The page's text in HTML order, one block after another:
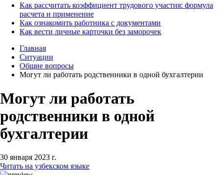
Как рассчитать коэффициент трудового участия: формула
расчета и применение
Как ознакомить работника с документами
Как вести личные карточки без заморочек
Главная
Ситуации
Общие вопросы
Могут ли работать родственники в одной бухгалтерии
Могут ли работать
родственники в одной
бухгалтерии
30 января 2023 г.
Читать на узбекском языке